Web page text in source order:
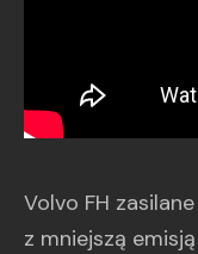
Volvo FH
z mniejszą